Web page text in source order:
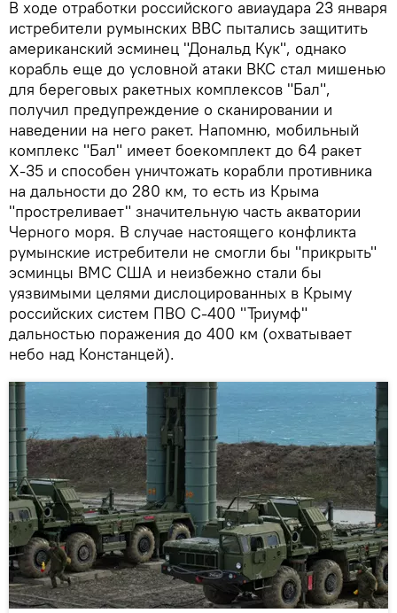
В ходе отработки российского авиаудара 23 января
истребители румынских ВВС пытались защитить
американский эсминец "Дональд Кук", однако
корабль еще до условной атаки ВКС стал мишенью
для береговых ракетных комплексов "Бал",
получил предупреждение о сканировании и
наведении на него ракет. Напомню, мобильный
комплекс "Бал" имеет боекомплект до 64 ракет
Х-35 и способен уничтожать корабли противника
на дальности до 280 км, то есть из Крыма
"простреливает" значительную часть акватории
Черного моря. В случае настоящего конфликта
румынские истребители не смогли бы "прикрыть"
эсминцы ВМС США и неизбежно стали бы
уязвимыми целями дислоцированных в Крыму
российских систем ПВО С-400 "Триумф"
дальностью поражения до 400 км (охватывает
небо над Констанцей).